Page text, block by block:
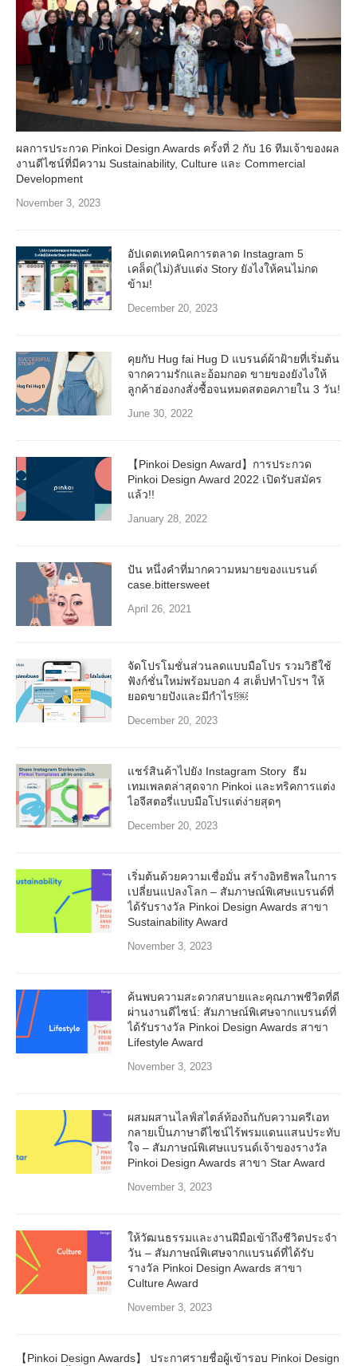
ผลการประกวด Pinkoi Design Awards ครั้งที่ 2 กับ 16 ทีมเจ้าของผล
งานดีไซน์ที่มีความ Sustainability, Culture และ Commercial
Development
November 3, 2023
อัปเดตเทคนิคการตลาด Instagram 5
เคล็ด(ไม่)ลับแต่ง Story ยังไงให้คนไม่กด
ข้าม!
December 20, 2023
คุยกับ Hug fai Hug D แบรนด์ผ้าฝ้ายที่เริ่มต้น
จากความรักและอ้อมกอด ขายของยังไงให้
ลูกค้าฮ่องกงสั่งซื้อจนหมดสตอคภายใน 3 วัน!
June 30, 2022
【Pinkoi Design Award】การประกวด
Pinkoi Design Award 2022 เปิดรับสมัคร
แล้ว!!
January 28, 2022
ปัน หนึ่งคำที่มากความหมายของแบรนด์
case.bittersweet
April 26, 2021
จัดโปรโมชั่นส่วนลดแบบมือโปร รวมวิธีใช้
ฟังก์ชั่นใหม่พร้อมบอก 4 สเต็ปทำโปรฯ ให้
ยอดขายปังและมีกำไร!￼
December 20, 2023
แชร์สินค้าไปยัง Instagram Story ธีม
เทมเพลตล่าสุดจาก Pinkoi และทริคการแต่ง
ไอจีสตอรี่แบบมือโปรแต่ง่ายสุดๆ
December 20, 2023
เริ่มต้นด้วยความเชื่อมั่น สร้างอิทธิพลในการ
เปลี่ยนแปลงโลก – สัมภาษณ์พิเศษแบรนด์ที่
ได้รับรางวัล Pinkoi Design Awards สาขา
Sustainability Award
November 3, 2023
ค้นพบความสะดวกสบายและคุณภาพชีวิตที่ดี
ผ่านงานดีไซน์: สัมภาษณ์พิเศษจากแบรนด์ที่
ได้รับรางวัล Pinkoi Design Awards สาขา
Lifestyle Award
November 3, 2023
ผสมผสานไลฟ์สไตล์ท้องถิ่นกับความครีเอท
กลายเป็นภาษาดีไซน์ไร้พรมแดนแสนประทับ
ใจ – สัมภาษณ์พิเศษแบรนด์เจ้าของรางวัล
Pinkoi Design Awards สาขา Star Award
November 3, 2023
ให้วัฒนธรรมและงานฝีมือเข้าถึงชีวิตประจำ
วัน – สัมภาษณ์พิเศษจากแบรนด์ที่ได้รับ
รางวัล Pinkoi Design Awards สาขา
Culture Award
November 3, 2023
【Pinkoi Design Awards】 ประกาศรายชื่อผู้เข้ารอบ Pinkoi Design